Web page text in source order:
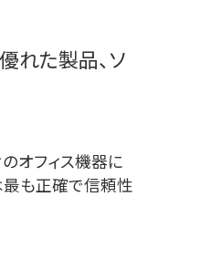
れた製品、ソ
オフィス機器に
最も正確で信頼性